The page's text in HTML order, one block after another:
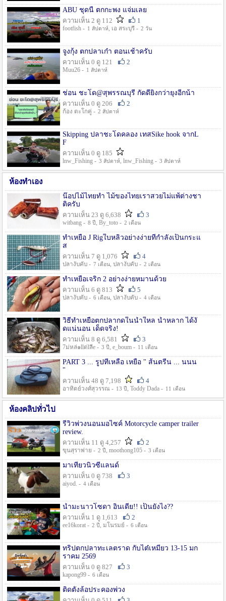
ABU ชุดนี้ ตกกะพง แจ่มเลย
ความเห็น 2 ดู 112
1
footfish - 1 สัปดาห์, เอ สระบุรี - 2 วัน
จูงกุ้ง ตกปลาเก๋า ตอนเช้าครับ
ความเห็น 0 ดู 121
2
Muu26 - 1 สัปดาห์
ช่อน ชะโด@สุพรรณบุรี กัดดียิ่งกว่ายุงอีกน้า
ความเห็น 0 ดู 206
2
ก้อง ตะโกคู่ - 2 สัปดาห์
Skipping ปลาชะโดคลอง เทสSike hook จากL
F
ความเห็น 0 ดู 185
lnw_Fishing - 3 สัปดาห์, lnw_Fishing - 3 สัปดาห์
ห้องทำเอง
น๊อปไม้ไทยทำ ไม้ของไทยเราสวยไม่แพ้ต่างชา
ติครับ
ความเห็น 23 ดู 6,638
3
witbang - 8 ปี , By_toto - 2 เดือน
ทำเหยื่อ J Rigใบหลิวอย่างง่ายที่กำลังเป็นกระแ
ส
ความเห็น 7 ดู 1,076
4
ปลางับคับ - 7 เดือน, ปลางับคับ - 2 เดือน
ทำเหยื่อเจริก 2 อย่างง่ายหมานด้วย
ความเห็น 6 ดู 813
5
ปลางับคับ - 6 เดือน, ปลางับคับ - 4 เดือน
วิธีทำเหยื่อตกปลากดในน้ำใหล น้ำหลาก ได้งั
ดแน่นอน เด็ดจริง!
ความเห็น 8 ดู 6,581
3
7ม่หล่๑llต่lลีe - 3 ปี , e_boum - 11 เดือน
PART 3 ... รูปที่เหลือ เหยื่อ " ส้นตรีน ... นนน
"
ความเห็น 48 ดู 7,198
4
อาทิตย์วงศ์สุวรรณ - 13 ปี , Toddy Dada - 11 เดือน
ห้องคลิปทั่วไป
รีวิวพ่วงนอนมอไซค์ Motorcycle camper trailer
review.
ความเห็น 11 ดู 4,257
2
ขุนสุราพ่าย - 2 ปี , moothong105 - 3 เดือน
มาเที่ยวนิวซีแลนด์
ความเห็น 0 ดู 738
3
aiyod. - 4 เดือน
น้ำมะนาวโซดา อินเดีย!! เป็นยังไง??
ความเห็น 1 ดู 1,613
2
ee16korat - 2 ปี , มโนรมย์ - 6 เดือน
ทริปตกปลาทะเลตราด กับไต๋เหมี่ยว 13-15 มก
ราคม 2569
ความเห็น 0 ดู 827
3
kapong99 - 6 เดือน
ติดตั้งล้อประคองพ่วง